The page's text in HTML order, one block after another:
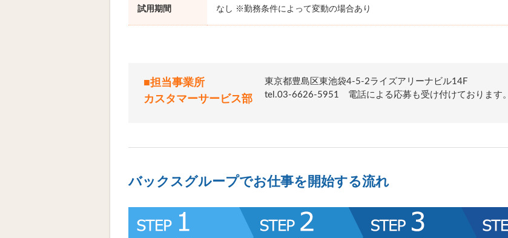
試用期間 なし ※勤務条件によって変動の場合あり
■担当事業所
カスタマーサービス部
東京都豊島区東池袋4-5-2ライズアリーナビル14F
tel.03-6626-5951 電話による応募も受け付けております。
バックスグループでお仕事を開始する流れ